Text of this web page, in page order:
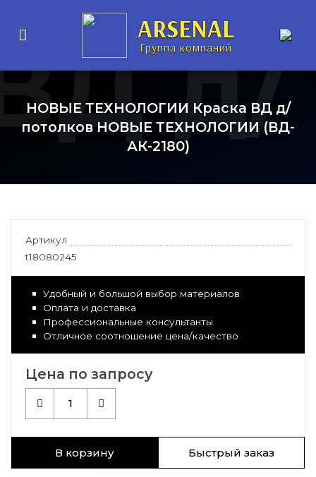
ARSENAL
Группа компаний
д/
НОВЫЕ ТЕХНОЛОГИИ Краска ВД д/
потолков НОВЫЕ ТЕХНОЛОГИИ (ВД-
АК-2180)
Артикул
t18080245
Удобный и большой выбор материалов
Оплата и доставка
Профессиональные консультанты
Отличное соотношение цена/качество
Цена по запросу
1
В корзину Быстрый заказ